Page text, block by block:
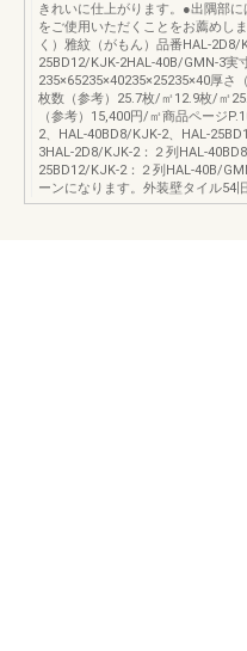
きれいに仕上がります。●出隅部
をご使用いただくことをお薦めし
く）雅紋（がもん）品番HAL‐2D8/
25BD12/KJK‐2HAL‐40B/GMN‐3実
235×65235×40235×25235×40厚さ
枚数（参考）25.7枚/㎡12.9枚/㎡
（参考）15,400円/㎡商品ページ
2、HAL‐40BD8/KJK‐2、
3HAL‐2D8/KJK‐2：２列
25BD12/KJK‐2：２列HAL‐40B/
ーンになります。外装壁タイル54